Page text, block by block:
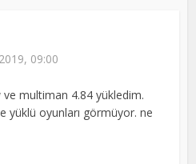
09:00
multiman 4.84 yükledim.
yüklü oyunları görmüyor. ne